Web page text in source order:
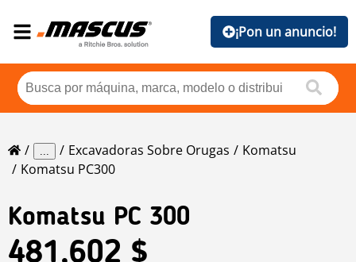
¡Pon un anuncio!
... Excavadoras Sobre Orugas
Komatsu
Komatsu PC300
Komatsu PC 300
481,602 $